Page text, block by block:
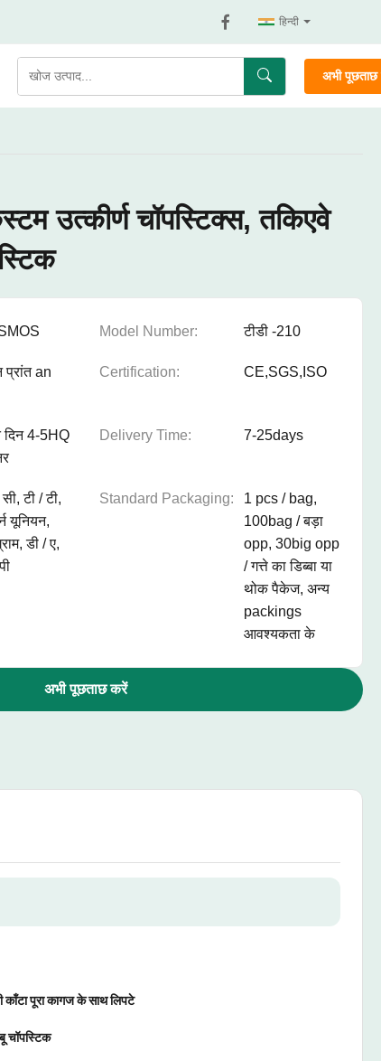
हिन्दी
अभी
उत्कीर्ण चॉपस्टिक्स, तकिएवे
Model Number: टीडी -210
प्रांत an
Certification: CE,SGS,ISO
दिन 4-5HQ
Delivery Time: 7-25days
टी / टी,
यूनियन,
डी / ए,
Standard Packaging:
1 pcs / bag,
100bag / बड़ा
opp, 30big opp
/ गत्ते का डिब्बा या
थोक पैकेज, अन्य
packings
आवश्यकता के
अभी पूछताछ करें
काँटा पूरा कागज के साथ लिपटे
चॉपस्टिक